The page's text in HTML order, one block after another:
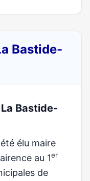
Bastide-
Bastide-
élu maire
au 1er
de